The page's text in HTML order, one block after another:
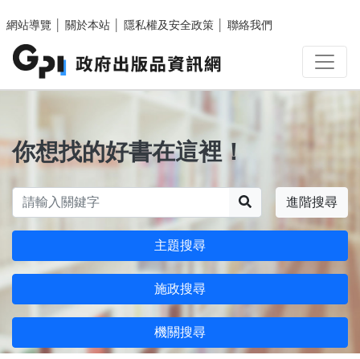
網站導覽
關於本站 隱私權及安全政策 聯絡我們
你想找的好書在這裡！
進階搜尋
主題搜尋
施政搜尋
機關搜尋